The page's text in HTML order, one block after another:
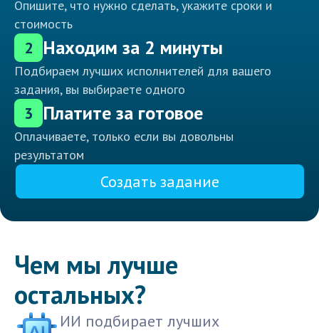
Опишите, что нужно сделать, укажите сроки и
стоимость
2 Находим за 2 минуты
Подбираем лучших исполнителей для вашего
задания, вы выбираете одного
3 Платите за готовое
Оплачиваете, только если вы довольны
результатом
Создать задание
Чем мы лучше
остальных?
ИИ подбирает лучших